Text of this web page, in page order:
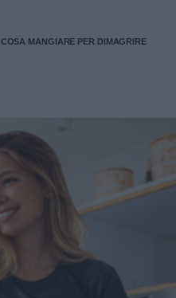
COSA MANGIARE PER DIMAGRIRE